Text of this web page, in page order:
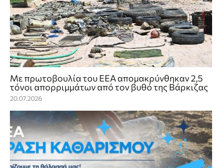
Με πρωτοβουλία του ΕΕΑ απομακρύνθηκαν 2,5
τόνοι απορριμμάτων από τον βυθό της Βάρκιζας
20.07.2026